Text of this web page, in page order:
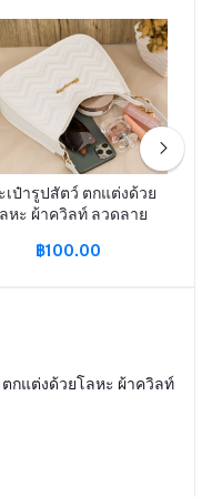
เป๋ารูปสัตว์ ตกแต่งด้วย
หะ ผ้าควิลท์ ลวดลาย
฿100.00
ตกแต่งด้วยโลหะ ผ้าควิลท์